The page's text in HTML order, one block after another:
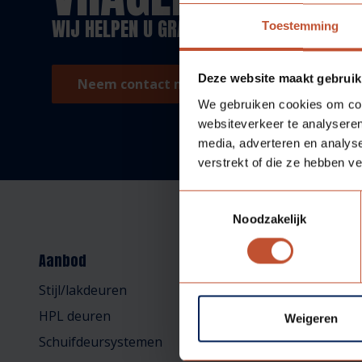
Toestemming
Deze website maakt
We gebruiken cookies om
websiteverkeer te
media, adverteren en
verstrekt of die ze hebben
Noodzakelijk
Weigeren
WIJ HELPEN U GRAAG!
Neem contact met ons op!
Aanbod
Stijl/lakdeuren
HPL deuren
Schuifdeursystemen
Ondersteuning
Inbraakwerend
Brandwerend